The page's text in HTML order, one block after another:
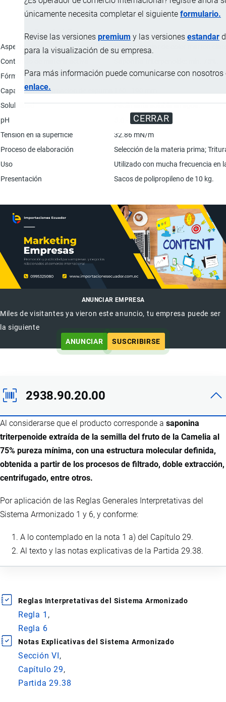
únicamente necesita completar el siguiente formulario.
Revise las versiones premium y las versiones estandar
para la visualización de su empresa.
Para más información puede comunicarse con nosotros
enlace.
CERRAR
Característica
Aspecto físico
Contenido de materia activa
Fórmula molecular
C57H90O26
Capacidad de formación de espuma
Solubilidad
Fácilmente soluble en agua.
pH
5.0 - 6.0
Tensión en la superficie
32.86 mN/m
Proceso de elaboración
Selección de la materia prima;
Uso
Utilizado con mucha frecuencia en
Presentación
Sacos de polipropileno de 10 kg.
ANUNCIAR EMPRESA
Miles de visitantes ya vieron este anuncio, tu empresa puede ser
la siguiente
ANUNCIAR
SUSCRIBIRSE
2938.90.20.00
Al considerarse que el producto corresponde a saponina
triterpenoide extraída de la semilla del fruto de la Camelia al
75% pureza mínima, con una estructura molecular definida,
obtenida a partir de los procesos de filtrado, doble extracción,
centrifugado, entre otros.
Por aplicación de las Reglas Generales Interpretativas del
Sistema Armonizado 1 y 6, y conforme:
A lo contemplado en la nota 1 a) del Capítulo 29.
Al texto y las notas explicativas de la Partida 29.38.
Reglas Interpretativas del Sistema Armonizado
Regla 1
Regla 6
Notas Explicativas del Sistema Armonizado
Sección VI
Capítulo 29
Partida 29.38